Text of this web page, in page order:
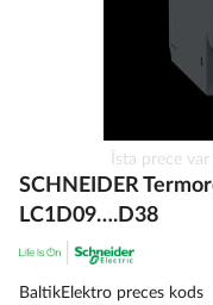
uz
galerijas
Īsta prece
SCHNEIDER
LC1D09….D38
BaltikElektro preces kods